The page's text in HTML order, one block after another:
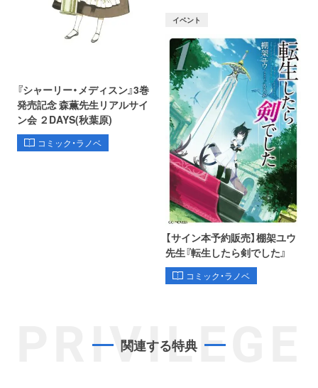
『シャーリー・メディスン』3巻
発売記念 森薫先生リアルサイ
ン会 ２DAYS(秋葉原)
コミック・ラノベ
イベント
【サイン本予約販売】棚架ユウ
先生『転生したら剣でした』
コミック・ラノベ
PRIVILEGE
関連する特典